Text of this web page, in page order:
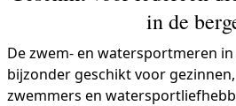
in de
De zwem- en watersportmeren
bijzonder geschikt voor
zwemmers en